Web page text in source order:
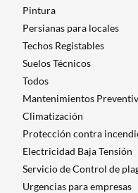
Pintura
Persianas para locales
Techos Registables
Suelos Técnicos
Todos
Mantenimientos
Climatización
Protección contra
Electricidad Baja Tensión
Servicio de Control de
Urgencias para empresas